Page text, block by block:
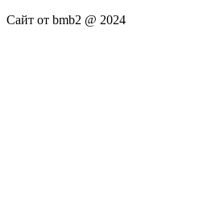
Сайт от bmb2 @ 2024